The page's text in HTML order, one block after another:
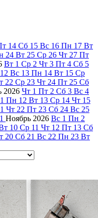
14 Сб 15 Вс 16 Пн 17 Вт
24 Вт 25 Ср 26 Чт 27 Пт
Вт 1 Ср 2 Чт 3 Пт 4 Сб 5
12 Вс 13 Пн 14 Вт 15 Ср
22 Ср 23 Чт 24 Пт 25 Сб
2026 Чт 1 Пт 2 Сб 3 Вс 4
Пн 12 Вт 13 Ср 14 Чт 15
Чт 22 Пт 23 Сб 24 Вс 25
Ноябрь 2026 Вс 1 Пн 2
10 Ср 11 Чт 12 Пт 13 Сб
20 Сб 21 Вс 22 Пн 23 Вт